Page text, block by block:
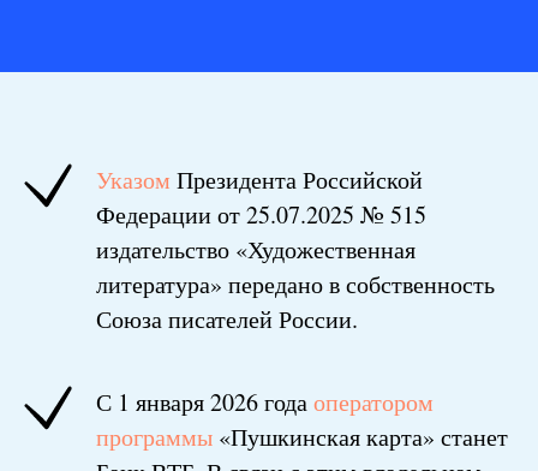
Указом Президента Российской
Федерации от 25.07.2025 № 515
издательство «Художественная
литература» передано в собственность
Союза писателей России.
С 1 января 2026 годаоператором
программы «Пушкинская карта» станет